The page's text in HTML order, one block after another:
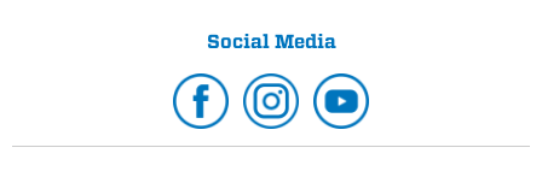
Social Media